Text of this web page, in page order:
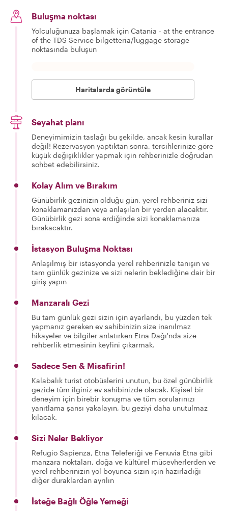
Buluşma noktası
Yolculuğunuza başlamak için Catania - at the entrance
of the TDS Service bilgetteria/luggage storage
noktasında buluşun
Haritalarda görüntüle
Seyahat planı
Deneyimimizin taslağı bu şekilde, ancak kesin kurallar
değil! Rezervasyon yaptıktan sonra, tercihlerinize göre
küçük değişiklikler yapmak için rehberinizle doğrudan
sohbet edebilirsiniz.
Kolay Alım ve Bırakım
Günübirlik gezinizin olduğu gün, yerel rehberiniz sizi
konaklamanızdan veya anlaşılan bir yerden alacaktır.
Günübirlik gezi sona erdiğinde sizi konaklamanıza
bırakacaktır.
İstasyon Buluşma Noktası
Anlaşılmış bir istasyonda yerel rehberinizle tanışın ve
tam günlük gezinize ve sizi nelerin beklediğine dair bir
giriş yapın
Manzaralı Gezi
Bu tam günlük gezi sizin için ayarlandı, bu yüzden tek
yapmanız gereken ev sahibinizin size inanılmaz
hikayeler ve bilgiler anlatırken Etna Dağı'nda size
rehberlik etmesinin keyfini çıkarmak.
Sadece Sen & Misafirin!
Kalabalık turist otobüslerini unutun, bu özel günübirlik
gezide tüm ilginiz ev sahibinizde olacak. Kişisel bir
deneyim için birebir konuşma ve tüm sorularınızı
yanıtlama şansı yakalayın, bu geziyi daha unutulmaz
kılacak.
Sizi Neler Bekliyor
Refugio Sapienza, Etna Teleferiği ve Fenuvia Etna gibi
manzara noktaları, doğa ve kültürel mücevherlerden ve
yerel rehberinizin yol boyunca sizin için hazırladığı
diğer duraklardan ayrılın
İsteğe Bağlı Öğle Yemeği